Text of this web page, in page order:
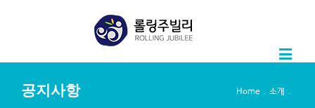
공지사항 Home 소개